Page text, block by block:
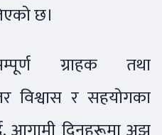
छ।
ग्राहक तथा
विश्वास र सहयोगका